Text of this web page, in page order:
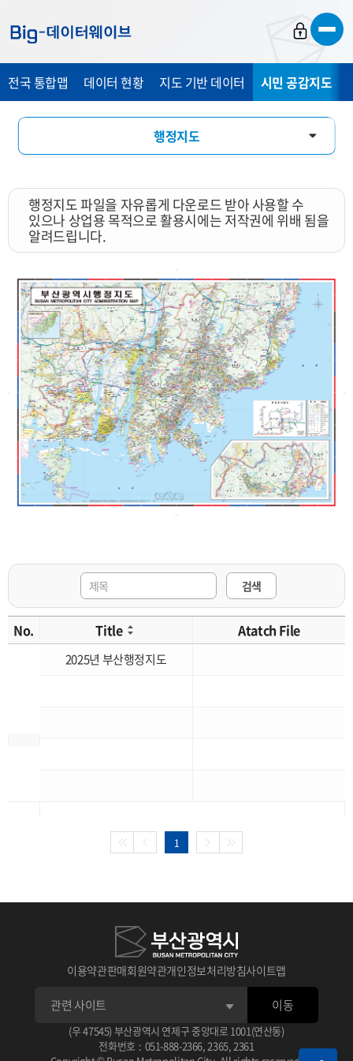
가
기
가
기
가
기
전국 통합맵 데이터 현황 지도 기반 데이터 시민 공감지도
행정지도
지도 활용 서비스
행정지도 파일을 자유롭게 다운로드 받아 사용할 수
있으나 상업용 목적으로 활용시에는 저작권에 위배 됨을
알려드립니다.
검색
No. Title Atatch File
2025년 부산행정지도
1
이용약관판매회원약관개인정보처리방침사이트맵
(우 47545) 부산광역시 연제구 중앙대로 1001(연산동)
전화번호 : 051-888-2366 2365, 2361
이동